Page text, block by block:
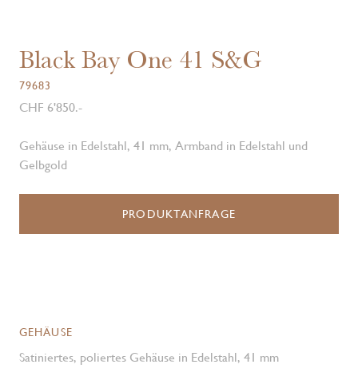
Black Bay One 41 S&G
79683
CHF 6'850.-
Gehäuse in Edelstahl, 41 mm, Armband in Edelstahl und
Gelbgold
PRODUKTANFRAGE
GEHÄUSE
Satiniertes, poliertes Gehäuse in Edelstahl, 41 mm